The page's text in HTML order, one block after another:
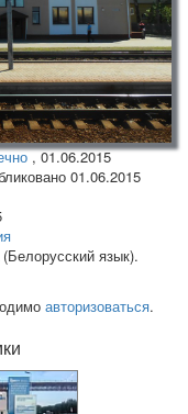
,01.06.2015
01.06.2015
(Белорусский язык).
авторизоваться.